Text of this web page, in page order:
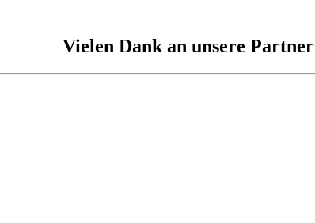
Vielen Dank an unsere Partner